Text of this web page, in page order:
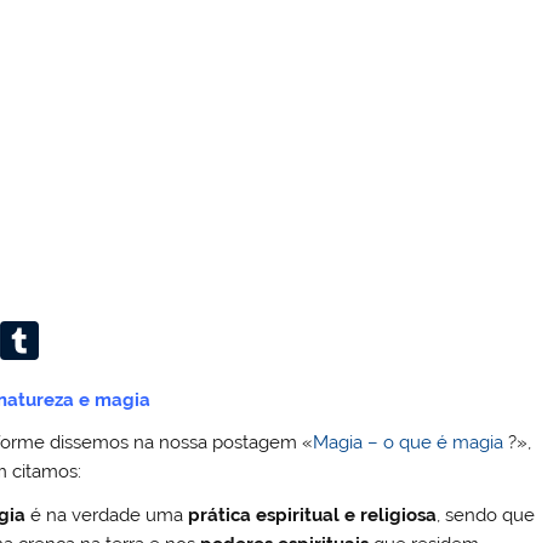
Li
m
bl
e magia
dissemos na nossa postagem «Magia – o que é magia ?»,
citamos:
é na verdade uma prática espiritual e religiosa, sendo que